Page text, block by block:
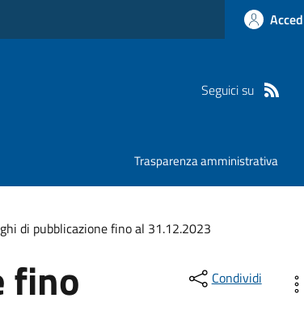
Seguici su
Trasparenza amministrativa
di pubblicazione fino al 31.12.2023
fino Condividi